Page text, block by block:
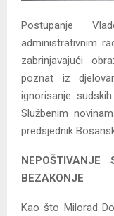
Postupanje
administrativnim
zabrinjavajući
poznat iz
ignorisanje
Službenim
predsjednik
BEZAKONJE
Kao što Milorad